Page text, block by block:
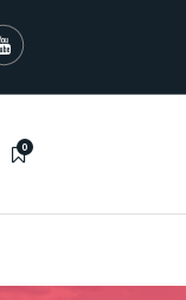
0